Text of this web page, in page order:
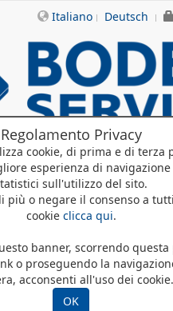
Regolamento Privacy
cookie, di prima e di terza
esperienza di
sull'utilizzo del sito.
più o negare il consenso a
cookie clicca qui.
banner, scorrendo questa
o proseguendo la
acconsenti all'uso dei cookie.
OK
Italiano Deutsch